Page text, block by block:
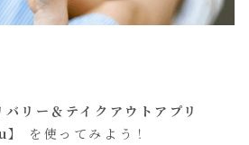
バリー＆テイクアウトアプリ
を使ってみよう！